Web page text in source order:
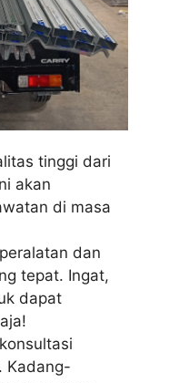
tinggi dari
akan
di masa
dan
tepat. Ingat,
dapat
Kadang-